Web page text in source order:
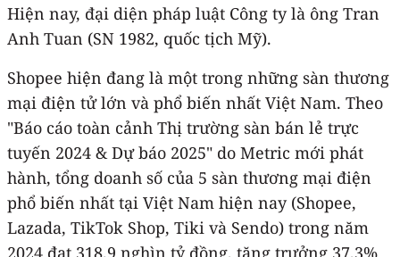
Hiện nay, đại diện pháp luật Công ty là ông Tran
Anh Tuan (SN 1982, quốc tịch Mỹ).
Shopee hiện đang là một trong những sàn thương
mại điện tử lớn và phổ biến nhất Việt Nam. Theo
"Báo cáo toàn cảnh Thị trường sàn bán lẻ trực
tuyến 2024 & Dự báo 2025" do Metric mới phát
hành, tổng doanh số của 5 sàn thương mại điện
phổ biến nhất tại Việt Nam hiện nay (Shopee,
Lazada, TikTok Shop, Tiki và Sendo) trong năm
2024 đạt 318.9 nghìn tỷ đồng, tăng trưởng 37,3%